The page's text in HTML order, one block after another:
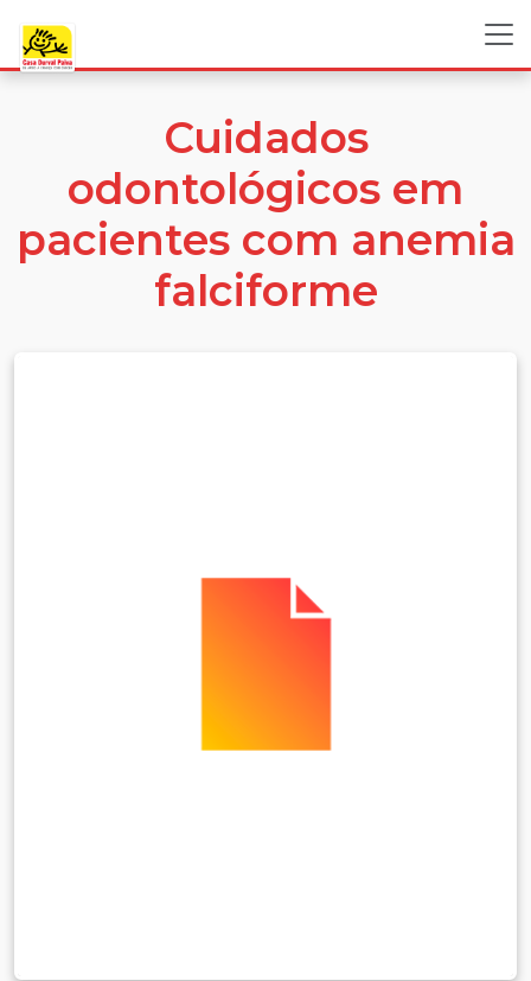
Cuidados
odontológicos em
pacientes com anemia
falciforme